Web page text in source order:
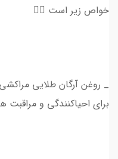
خواص زیر است 👇🏻
_ روغن آرگان طلایی
برای احیاکنندگی و